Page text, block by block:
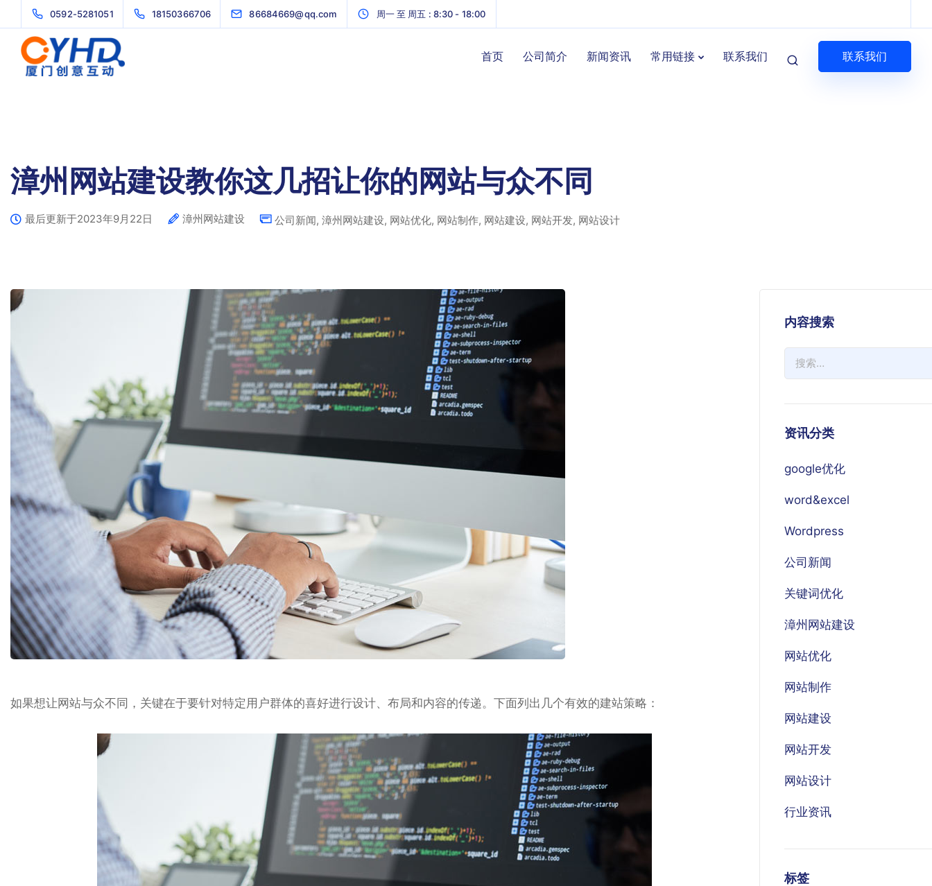
0592-5281051 18150366706 86684669@qq.com 周一 至 周五 : 8:30 - 18:00
首页 公司简介 新闻资讯 常用链接 联系我们 联系我们
漳州网站建设教你这几招让你的网站与众不同
最后更新于2023年9月22日 漳州网站建设 公司新闻, 漳州网站建设, 网站优化, 网站制作, 网站建设, 网站开发, 网站设计
如果想让网站与众不同，关键在于要针对特定用户群体的喜好进行设计、布局和内容的传递。下面列出几个有效的建站策略：
内容搜索
资讯分类
google优化
word&excel
Wordpress
公司新闻
关键词优化
漳州网站建设
网站优化
网站制作
网站建设
网站开发
网站设计
行业资讯
标签